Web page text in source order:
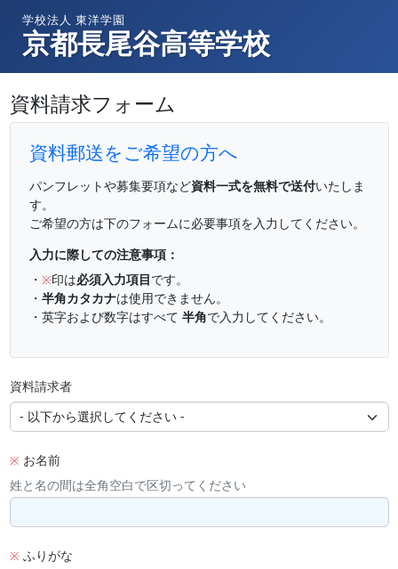
学校法人 東洋学園
京都長尾谷高等学校
資料請求フォーム
資料郵送をご希望の方へ
パンフレットや募集要項など資料一式を無料で送付いたしま
す。
ご希望の方は下のフォームに必要事項を入力してください。
入力に際しての注意事項：
・ ※印は必須入力項目です。
・ 半角カタカナは使用できません。
・英字および数字はすべて 半角で入力してください。
資料請求者
※ お名前
姓と名の間は全角空白で区切ってください
※ ふりがな